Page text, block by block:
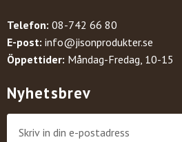
Telefon: 08-742 66 80
E-post: info@jisonprodukter.se
Öppettider: Måndag-Fredag, 10-15
Nyhetsbrev